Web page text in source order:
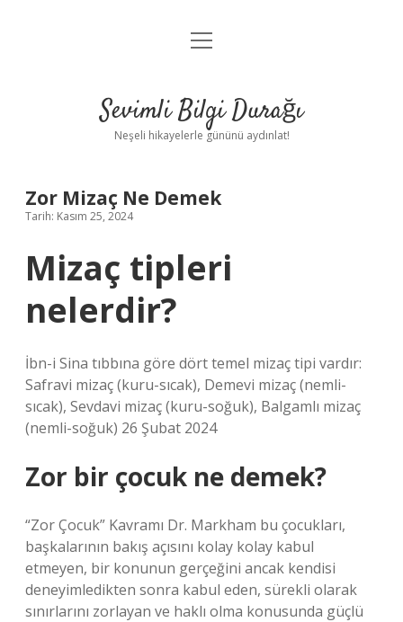
Anasayfa
Yasal Uyarı
menüyü
Sevimli Bilgi Durağı
Neşeli hikayelerle gününü aydınlat!
Zor Mizaç Ne Demek
Tarih: Kasım 25, 2024
Mizaç tipleri
nelerdir?
İbn-i Sina tıbbına göre dört temel mizaç tipi vardır:
Safravi mizaç (kuru-sıcak), Demevi mizaç (nemli-
sıcak), Sevdavi mizaç (kuru-soğuk), Balgamlı mizaç
(nemli-soğuk) 26 Şubat 2024
Zor bir çocuk ne demek?
“Zor Çocuk” Kavramı Dr. Markham bu çocukları,
başkalarının bakış açısını kolay kolay kabul
etmeyen, bir konunun gerçeğini ancak kendisi
deneyimledikten sonra kabul eden, sürekli olarak
sınırlarını zorlayan ve haklı olma konusunda güçlü